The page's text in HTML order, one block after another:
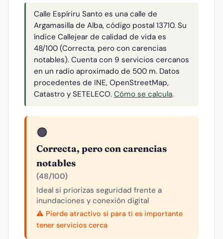
Calle Espíriru Santo es una calle de
Argamasilla de Alba, código postal 13710. Su
índice Callejear de calidad de vida es
48/100 (Correcta, pero con carencias
notables). Cuenta con 9 servicios cercanos
en un radio aproximado de 500 m. Datos
procedentes de INE, OpenStreetMap,
Catastro y SETELECO. Cómo se calcula.
🟠
Correcta, pero con carencias
notables
(48/100)
Ideal si priorizas seguridad frente a
inundaciones y conexión digital
⚠️ Pierde atractivo si para ti es importante
tener servicios cerca